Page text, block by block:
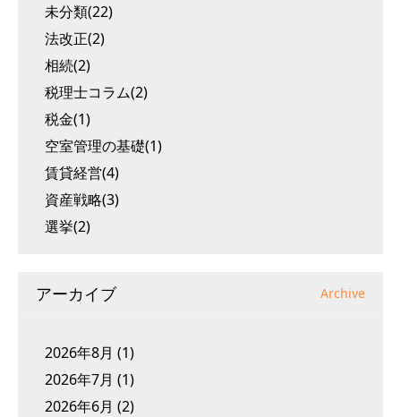
未分類(22)
法改正(2)
相続(2)
税理士コラム(2)
税金(1)
空室管理の基礎(1)
賃貸経営(4)
資産戦略(3)
選挙(2)
アーカイブ Archive
2026年8月 (1)
2026年7月 (1)
2026年6月 (2)